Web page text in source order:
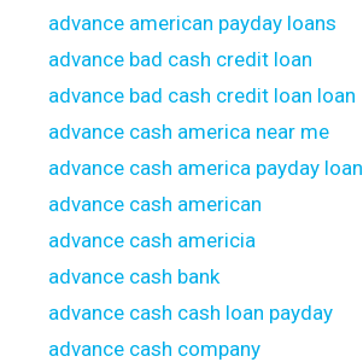
advance american payday loans
advance bad cash credit loan
advance bad cash credit loan loan
advance cash america near me
advance cash america payday loan
advance cash american
advance cash americia
advance cash bank
advance cash cash loan payday
advance cash company